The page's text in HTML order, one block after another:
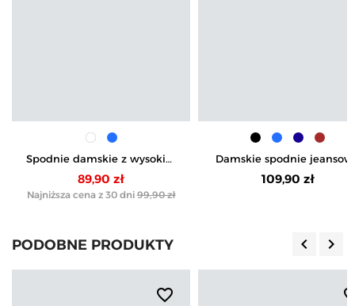
Spodnie damskie z wysokim
stanem i złotymi guzikami
89,90 zł
Najniższa cena z 30 dni 99,90 zł
Damskie spodnie
mom fit
109,90 zł
PODOBNE PRODUKTY keyboard_arrow_left keyboard_arrow_right
favorite_border